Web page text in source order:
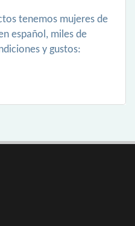
tenemos mujeres de
español, miles de
y gustos: